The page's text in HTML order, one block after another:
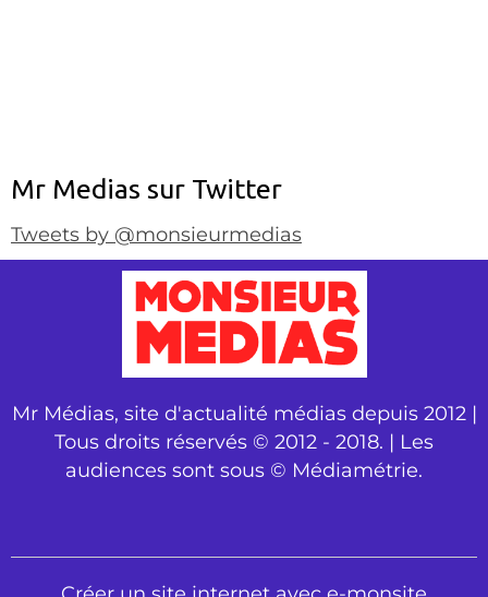
Mr Medias sur Twitter
Tweets by @monsieurmedias
Mr Médias, site d'actualité médias depuis 2012 |
Tous droits réservés © 2012 - 2018. | Les
audiences sont sous © Médiamétrie.